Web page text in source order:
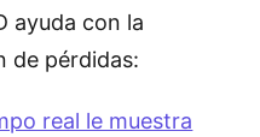
ayuda con la
de pérdidas:
real le muestra